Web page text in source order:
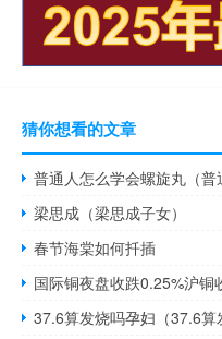
猜你想看的文章
普通人怎么学会螺旋丸（普
梁思成（梁思成子女）
春节海棠如何扦插
37.6算发烧吗孕妇（37.6算